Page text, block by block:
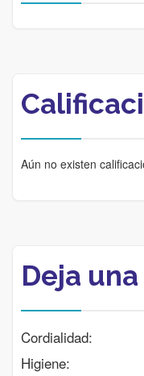
Aún no existen
Deja
Cordialidad:
Higiene: